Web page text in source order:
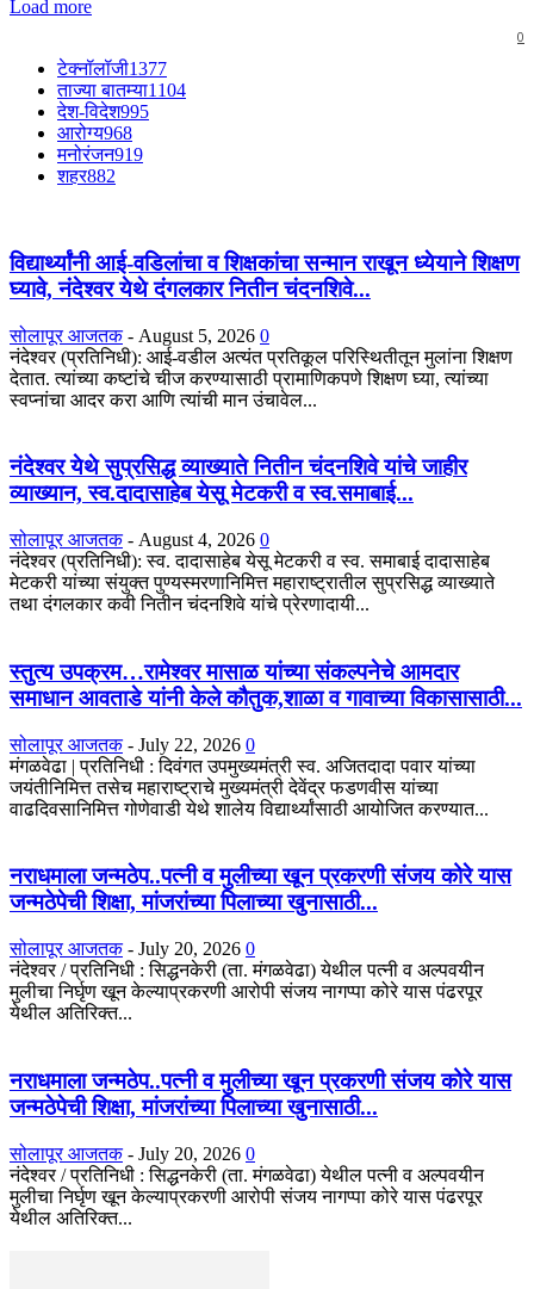
Load more
0
टेक्नॉलॉजी1377
ताज्या बातम्या1104
देश-विदेश995
आरोग्य968
मनोरंजन919
शहर882
विद्यार्थ्यांनी आई-वडिलांचा व शिक्षकांचा सन्मान राखून ध्येयाने शिक्षण
घ्यावे, नंदेश्वर येथे दंगलकार नितीन चंदनशिवे...
सोलापूर आजतक - August 5, 2026 0
नंदेश्वर (प्रतिनिधी): आई-वडील अत्यंत प्रतिकूल परिस्थितीतून मुलांना शिक्षण
देतात. त्यांच्या कष्टांचे चीज करण्यासाठी प्रामाणिकपणे शिक्षण घ्या, त्यांच्या
स्वप्नांचा आदर करा आणि त्यांची मान उंचावेल...
नंदेश्वर येथे सुप्रसिद्ध व्याख्याते नितीन चंदनशिवे यांचे जाहीर
व्याख्यान, स्व.दादासाहेब येसू मेटकरी व स्व.समाबाई...
सोलापूर आजतक - August 4, 2026 0
नंदेश्वर (प्रतिनिधी): स्व. दादासाहेब येसू मेटकरी व स्व. समाबाई दादासाहेब
मेटकरी यांच्या संयुक्त पुण्यस्मरणानिमित्त महाराष्ट्रातील सुप्रसिद्ध व्याख्याते
तथा दंगलकार कवी नितीन चंदनशिवे यांचे प्रेरणादायी...
स्तुत्य उपक्रम…रामेश्वर मासाळ यांच्या संकल्पनेचे आमदार
समाधान आवताडे यांनी केले कौतुक,शाळा व गावाच्या विकासासाठी...
सोलापूर आजतक - July 22, 2026 0
मंगळवेढा | प्रतिनिधी : दिवंगत उपमुख्यमंत्री स्व. अजितदादा पवार यांच्या
जयंतीनिमित्त तसेच महाराष्ट्राचे मुख्यमंत्री देवेंद्र फडणवीस यांच्या
वाढदिवसानिमित्त गोणेवाडी येथे शालेय विद्यार्थ्यांसाठी आयोजित करण्यात...
नराधमाला जन्मठेप..पत्नी व मुलीच्या खून प्रकरणी संजय कोरे यास
जन्मठेपेची शिक्षा, मांजरांच्या पिलाच्या खुनासाठी...
सोलापूर आजतक - July 20, 2026 0
नंदेश्वर / प्रतिनिधी : सिद्धनकेरी (ता. मंगळवेढा) येथील पत्नी व अल्पवयीन
मुलीचा निर्घृण खून केल्याप्रकरणी आरोपी संजय नागप्पा कोरे यास पंढरपूर
येथील अतिरिक्त...
नराधमाला जन्मठेप..पत्नी व मुलीच्या खून प्रकरणी संजय कोरे यास
जन्मठेपेची शिक्षा, मांजरांच्या पिलाच्या खुनासाठी...
सोलापूर आजतक - July 20, 2026 0
नंदेश्वर / प्रतिनिधी : सिद्धनकेरी (ता. मंगळवेढा) येथील पत्नी व अल्पवयीन
मुलीचा निर्घृण खून केल्याप्रकरणी आरोपी संजय नागप्पा कोरे यास पंढरपूर
येथील अतिरिक्त...